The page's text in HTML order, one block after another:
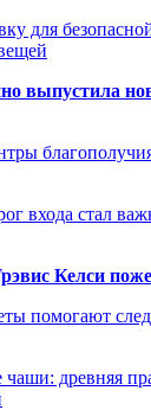
для
выпустила
входа стал
Келси
помогают
древняя